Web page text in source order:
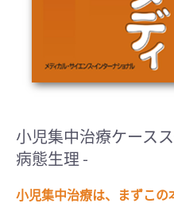
小児集中治療ケース
病態生理 -
小児集中治療は、まずこの